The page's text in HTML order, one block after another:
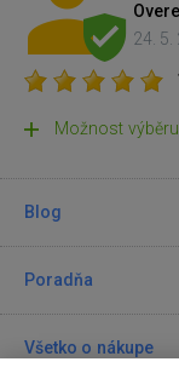
24. 5.
Možnost
Blog
Poradňa
Všetko o nákupe